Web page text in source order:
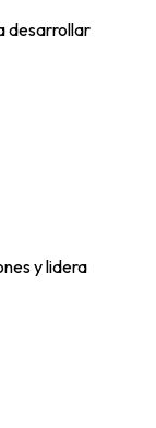
desarrollar
y lidera